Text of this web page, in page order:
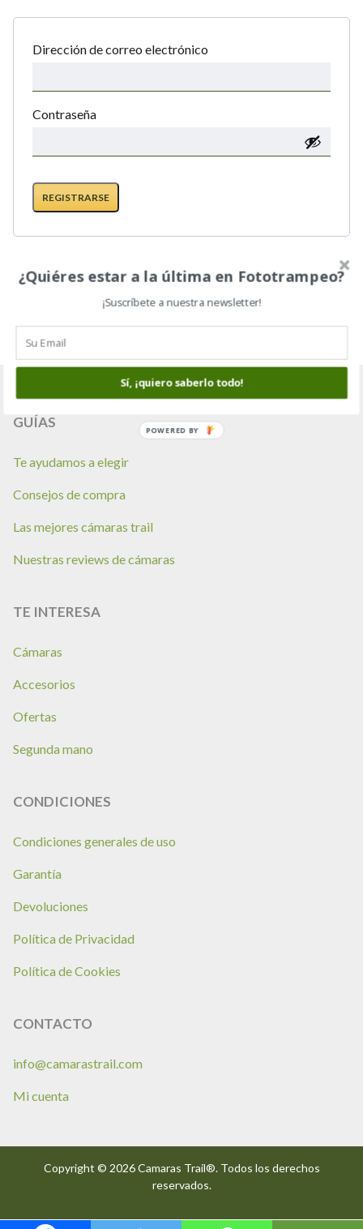
Dirección de correo electrónico
Contraseña
REGISTRARSE
GUÍAS
Te ayudamos a elegir
Consejos de compra
Las mejores cámaras trail
Nuestras reviews de cámaras
TE INTERESA
Cámaras
Accesorios
Ofertas
Segunda mano
CONDICIONES
Condiciones generales de uso
Garantía
Devoluciones
Política de Privacidad
Política de Cookies
CONTACTO
info@camarastrail.com
Mi cuenta
Copyright © 2026 Camaras Trail®. Todos los derechos
reservados.
¿Quiéres estar a la última en Fototrampeo?
¡Suscríbete a nuestra newsletter!
Sí, ¡quiero saberlo todo!
POWERED BY